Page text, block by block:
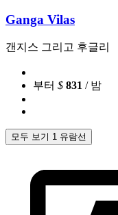
Ganga Vilas
갠지스 그리고 후글리
부터 $ 831 / 밤
모두 보기 1 유람선